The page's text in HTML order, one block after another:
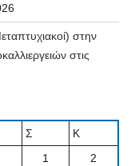
στην
στις
Σ
Κ
1
2